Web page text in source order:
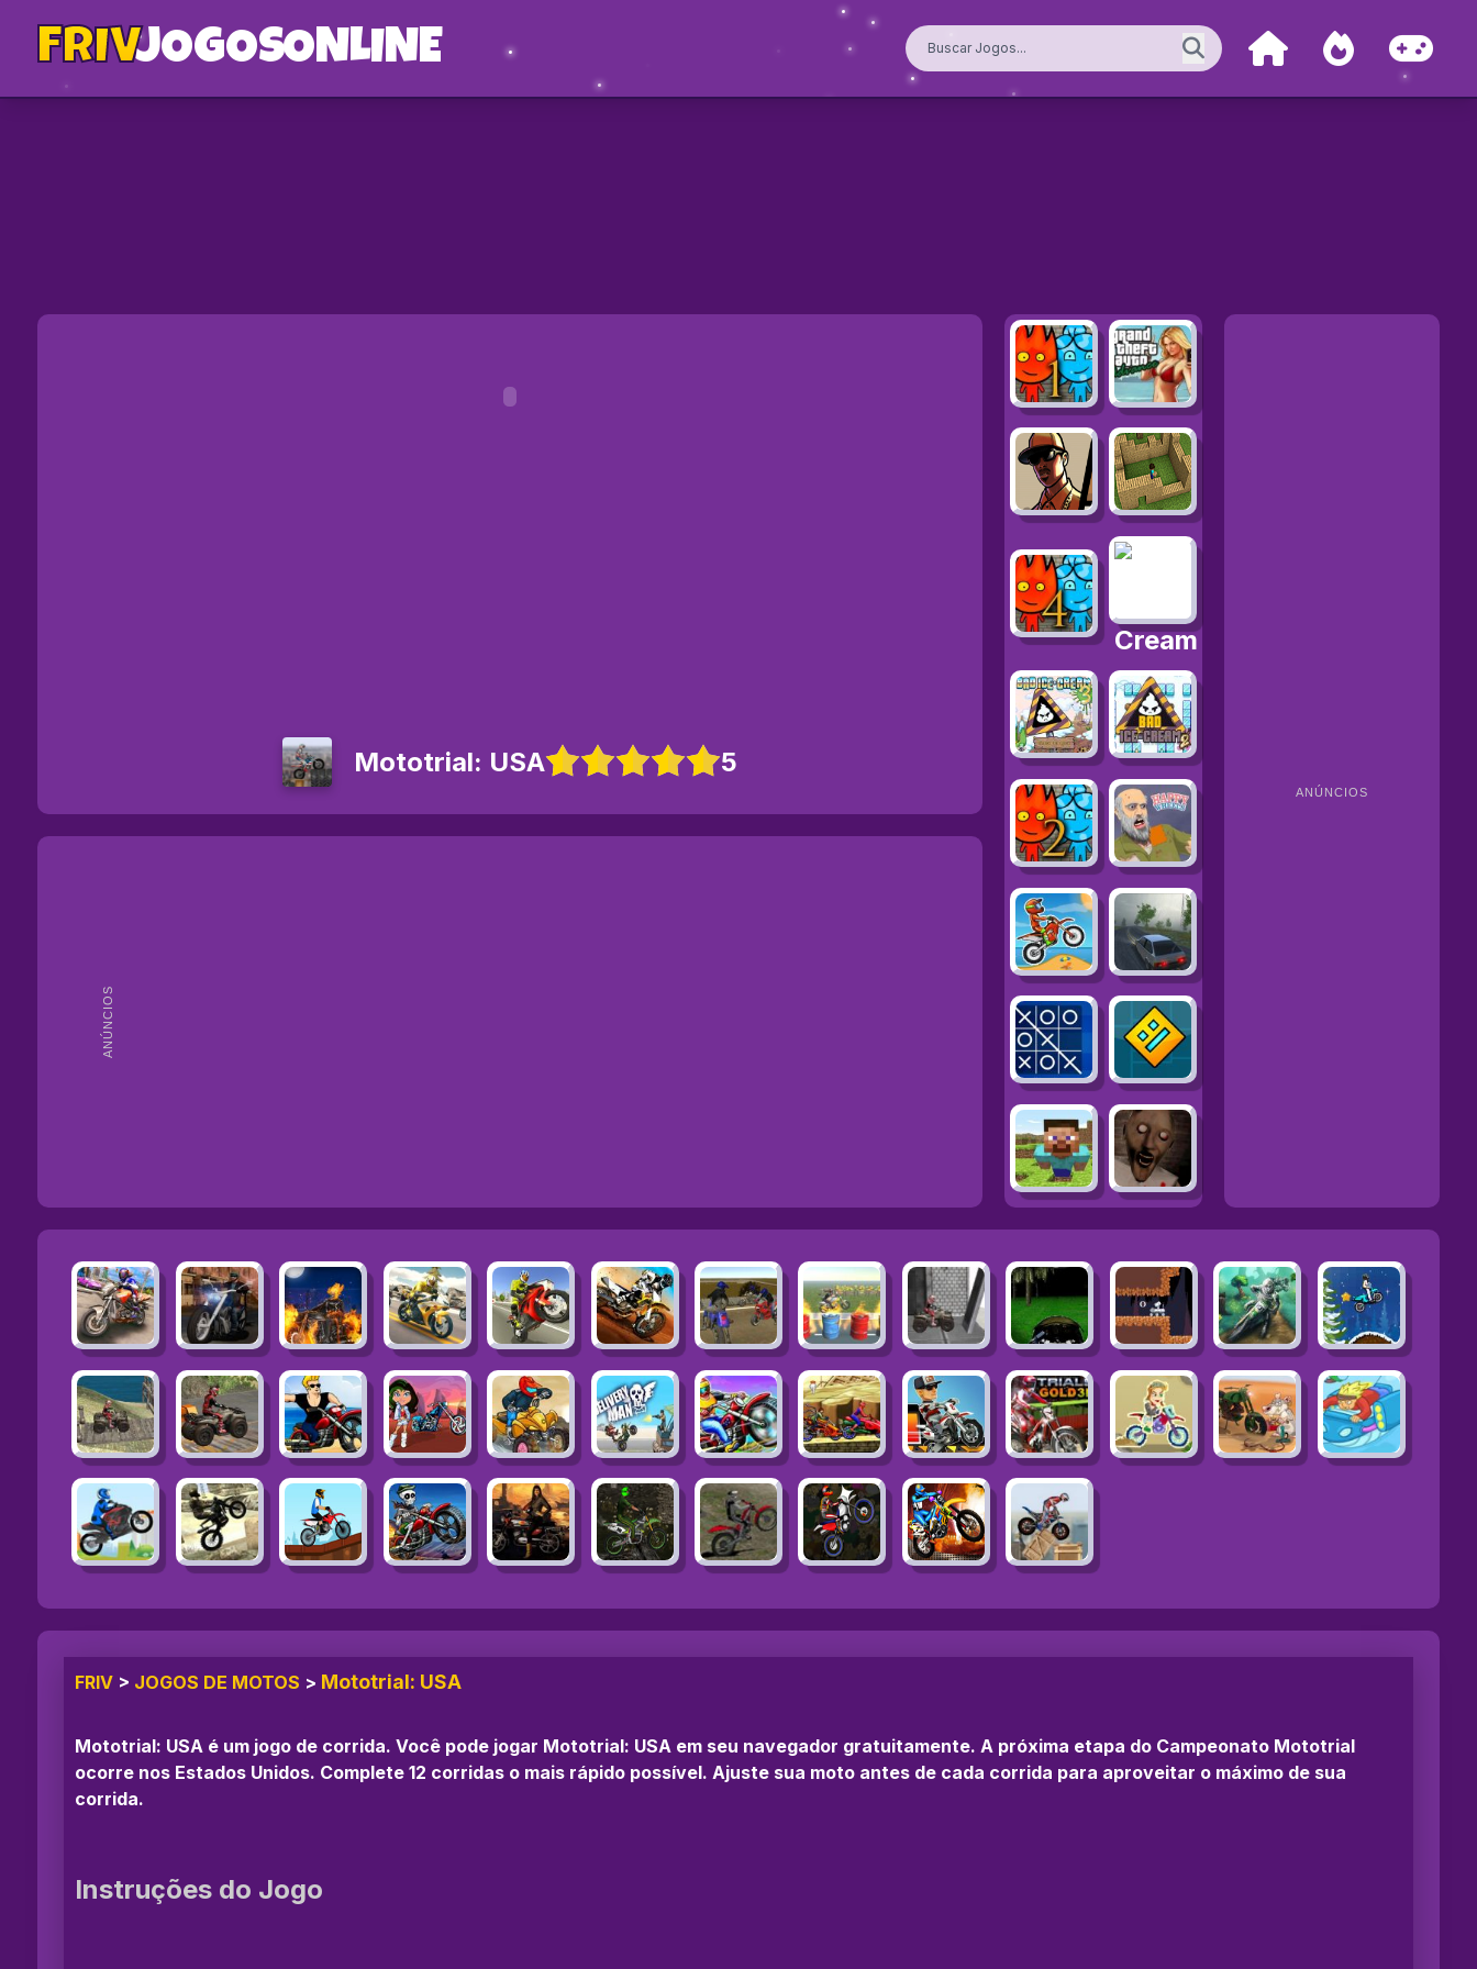
FRIVJOGOSONLINE
ANÚNCIOS
Mototrial: USA 5
ANÚNCIOS
FRIV > JOGOS DE MOTOS > Mototrial: USA
Mototrial: USA é um jogo de corrida. Você pode jogar Mototrial: USA em seu navegador gratuitamente. A próxima etapa do Campeonato Mototrial
ocorre nos Estados Unidos. Complete 12 corridas o mais rápido possível. Ajuste sua moto antes de cada corrida para aproveitar o máximo de sua
corrida.
Instruções do Jogo